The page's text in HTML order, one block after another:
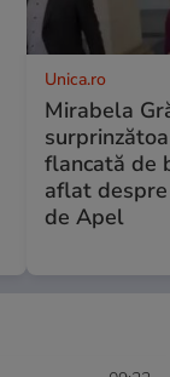
Unica.ro
Mirabela
flancată de
aflat
de Apel